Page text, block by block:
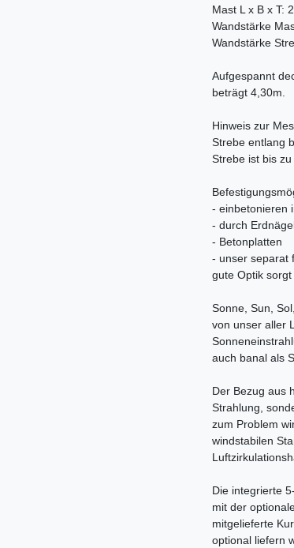
Mast L x B x T:
Wandstärke
Wandstärke
Aufgespannt
beträgt 4,30m.
Hinweis zur
Strebe entlang
Strebe ist bis
- einbetonieren
- durch
- Betonplatten
- unser separat
gute Optik sorgt
Sonne, Sun,
von unser aller
auch banal als
Der Bezug aus
Strahlung,
zum Problem
windstabilen
Die integrierte
mit der
mitgelieferte
optional liefern